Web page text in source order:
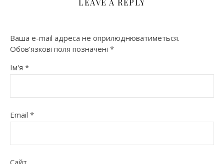
LEAVE A REPLY
Ваша e-mail адреса не оприлюднюватиметься.
Обов’язкові поля позначені *
Ім'я *
Email *